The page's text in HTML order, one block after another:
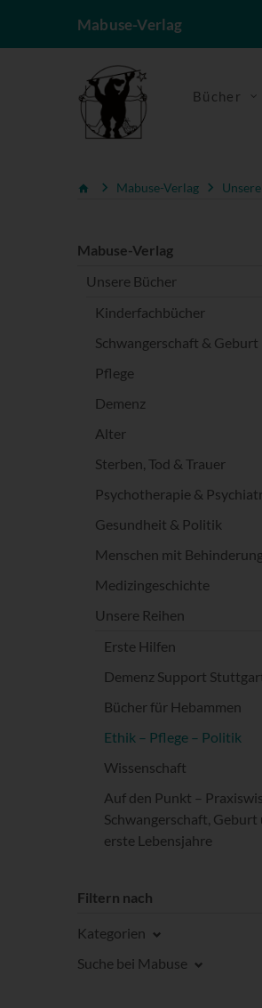
Mabuse-Verlag
Bücher
Mabuse-Verlag
Mabuse-Verlag
Unsere Bücher
Kinderfachbücher
Schwangerschaft & Geburt
Pflege
Demenz
Alter
Sterben, Tod & Trauer
Psychotherapie &
Gesundheit & Politik
Menschen mit
Medizingeschichte
Unsere Reihen
Erste Hilfen
Demenz Support
Bücher für Hebammen
Ethik – Pflege – Politik
Wissenschaft
Auf den Punkt –
Schwangerschaft, Geburt
erste Lebensjahre
Filtern nach
Kategorien
Suche bei Mabuse